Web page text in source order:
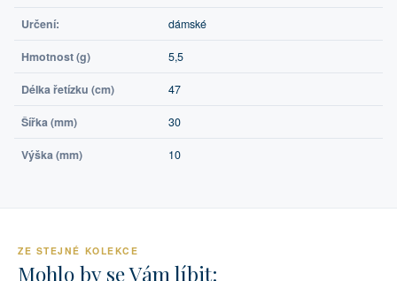
Určení: dámské
Hmotnost (g) 5,5
Délka řetízku (cm) 47
Šířka (mm) 30
Výška (mm) 10
ZE STEJNÉ KOLEKCE
Mohlo by se Vám líbit: